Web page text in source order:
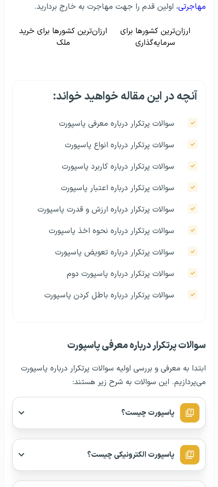
مهاجرتی، اولین قدم را جهت مهاجرت به خارج بردارید.
ارزان‌ترین کشورها برای
سرمایه‌گذاری
ارزان‌ترین کشورها برای خرید
ملک
آنچه در این مقاله خواهید خواند:
سوالات پرتکرار درباره معرفی پاسپورت
سوالات پرتکرار درباره انواع پاسپورت
سوالات پرتکرار درباره کاربرد پاسپورت
سوالات پرتکرار درباره اعتبار پاسپورت
سوالات پرتکرار درباره ارزش و قدرت پاسپورت
سوالات پرتکرار درباره نحوه اخذ پاسپورت
سوالات پرتکرار درباره تعویض پاسپورت
سوالات پرتکرار درباره پاسپورت دوم
سوالات پرتکرار درباره باطل کردن پاسپورت
سوالات پرتکرار درباره معرفی پاسپورت
ابتدا به معرفی و بررسی اولیه سوالات پرتکرار درباره پاسپورت
می‌پردازیم. این سوالات به شرح زیر هستند:
پاسپورت چیست؟
پاسپورت الکترونیکی چیست؟